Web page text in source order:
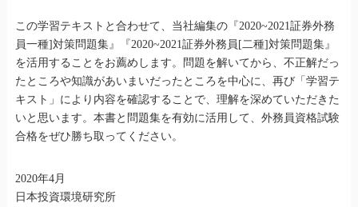
この学習テキストと合わせて、当社編集の『2020~2021証券外務
員一種]対策問題集』『2020~2021証券外務員[二種]対策問題集』
を活用することをお薦めします。問題を解いてから、不正解だっ
たところや知識があいまいだったところを中心に、再び「学習テ
キスト」により内容を確認することで、理解を深めていただきた
いと思います。本書と問題集を有効に活用して、外務員資格試験
合格をぜひ勝ち取ってください。
2020年4月
日本投資環境研究所